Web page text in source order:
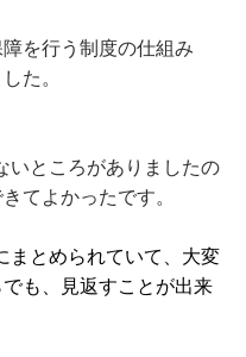
を行う制度の仕組み
た。
いところがありましたの
てよかったです。
まとめられていて、大変
も、見返すことが出来